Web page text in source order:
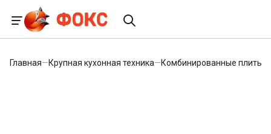
Главная—Крупная кухонная техника—Комбинированные плиты